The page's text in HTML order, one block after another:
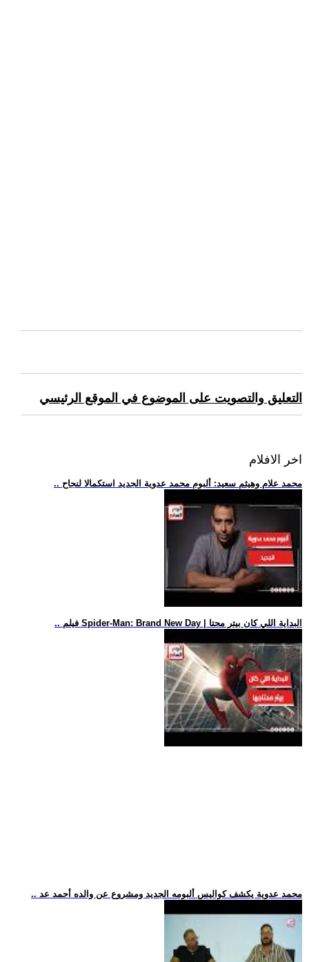
التعليق والتصويت على الموضوع في الموقع الرئيسي
اخر الافلام
.. محمد علام وهيثم سعيد: ألبوم محمد عدوية الجديد استكمالا لنجاح
.. فيلم Spider-Man: Brand New Day | البداية اللي كان بيتر محتا
.. محمد عدوية يكشف كواليس ألبومه الجديد ومشروع عن والده أحمد عد